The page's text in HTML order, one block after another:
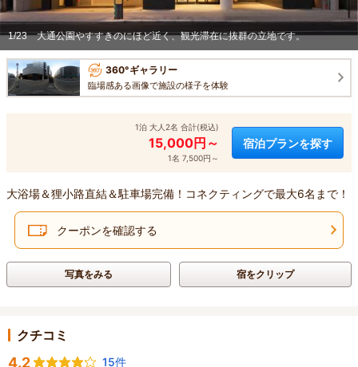
1/23 大通公園やすすきのにほど近く、観光滞在に抜群の立地です。
360°ギャラリー
臨場感ある画像で施設の様子を体験
1泊 大人2名 合計(税込)
15,000円～
1名 7,500円～
宿泊プランを探す
大浴場＆狸小路直結＆駐車場完備！コネクティングで最大6名まで！
クーポンを確認する
写真をみる 宿をクリップ
クチコミ
4.2
15件